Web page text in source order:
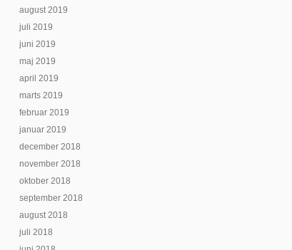
august 2019
juli 2019
juni 2019
maj 2019
april 2019
marts 2019
februar 2019
januar 2019
december 2018
november 2018
oktober 2018
september 2018
august 2018
juli 2018